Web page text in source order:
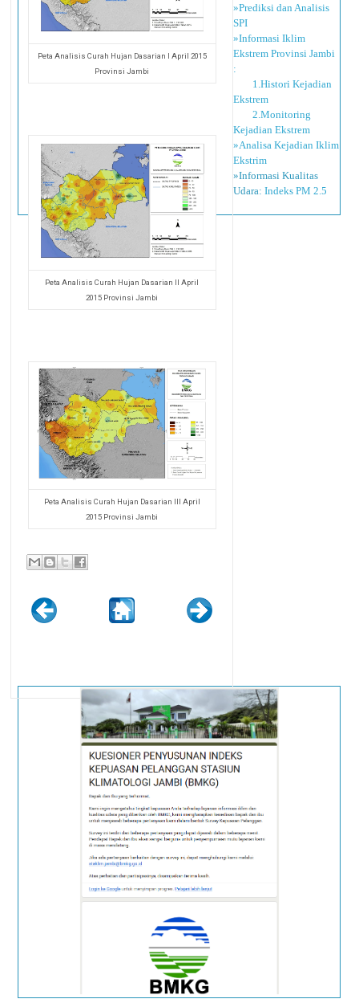
Peta Analisis Curah Hujan Dasarian I April 2015
Provinsi Jambi
Peta Analisis Curah Hujan Dasarian II April
2015 Provinsi Jambi
Peta Analisis Curah Hujan Dasarian III April
2015 Provinsi Jambi
»Prediksi dan Analisis
SPI
»Informasi Iklim
Ekstrem Provinsi Jambi
:
1.Histori Kejadian
Ekstrem
2.Monitoring
Kejadian Ekstrem
»Analisa Kejadian Iklim
Ekstrim
»Informasi Kualitas
Udara: Indeks PM 2.5